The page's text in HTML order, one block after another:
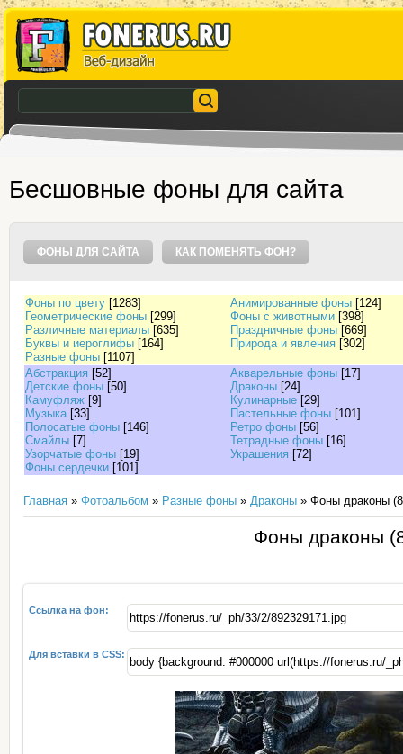
Бесшовные фоны для сайта
ФОНЫ ДЛЯ САЙТА КАК ПОМЕНЯТЬ ФОН?
Фоны по цвету [1283] Анимированные фоны [124]
Геометрические фоны [299] Фоны с животными [398]
Различные материалы [635] Праздничные фоны [669]
Буквы и иероглифы [164] Природа и явления [302]
Разные фоны [1107]
Абстракция [52] Акварельные фоны [17]
Детские фоны [50] Драконы [24]
Камуфляж [9] Кулинарные [29]
Музыка [33] Пастельные фоны [101]
Полосатые фоны [146] Ретро фоны [56]
Смайлы [7] Тетрадные фоны [16]
Узорчатые фоны [19] Украшения [72]
Фоны сердечки [101]
Главная » Фотоальбом » Разные фоны » Драконы » Фоны драконы
Фоны драконы
Ссылка на фон:
Для вставки в CSS: